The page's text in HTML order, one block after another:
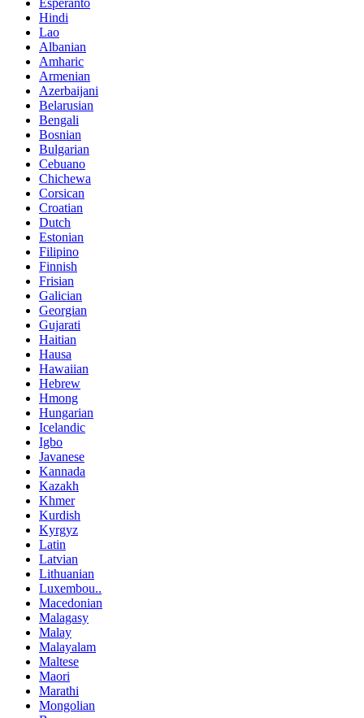
Esperanto
Hindi
Lao
Albanian
Amharic
Armenian
Azerbaijani
Belarusian
Bengali
Bosnian
Bulgarian
Cebuano
Chichewa
Corsican
Croatian
Dutch
Estonian
Filipino
Finnish
Frisian
Galician
Georgian
Gujarati
Haitian
Hausa
Hawaiian
Hebrew
Hmong
Hungarian
Icelandic
Igbo
Javanese
Kannada
Kazakh
Khmer
Kurdish
Kyrgyz
Latin
Latvian
Lithuanian
Luxembou..
Macedonian
Malagasy
Malay
Malayalam
Maltese
Maori
Marathi
Mongolian